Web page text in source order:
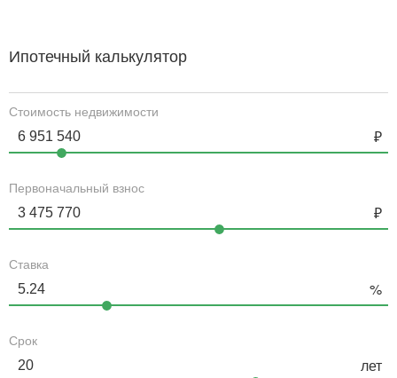
Ипотечный калькулятор
Стоимость недвижимости
Первоначальный взнос
Ставка
Срок